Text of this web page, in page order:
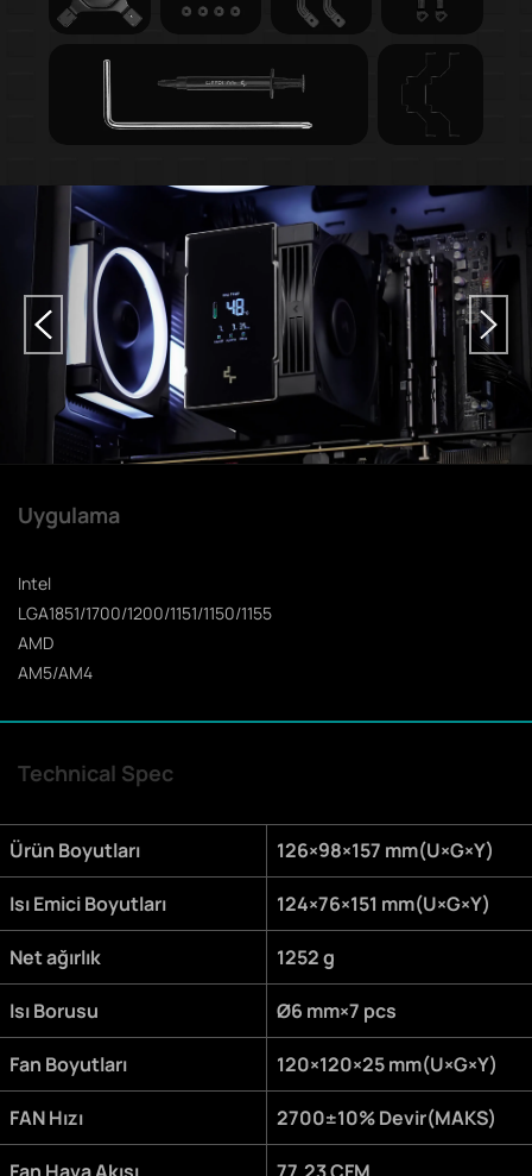
Uygulama
Intel
LGA1851/1700/1200/1151/1150/1155
AMD
AM5/AM4
Technical Spec
Ürün Boyutları 126×98×157 mm(U×G×Y)
Isı Emici Boyutları 124×76×151 mm(U×G×Y)
Net ağırlık 1252 g
Isı Borusu Ø6 mm×7 pcs
Fan Boyutları 120×120×25 mm(U×G×Y)
FAN Hızı 2700±10% Devir(MAKS)